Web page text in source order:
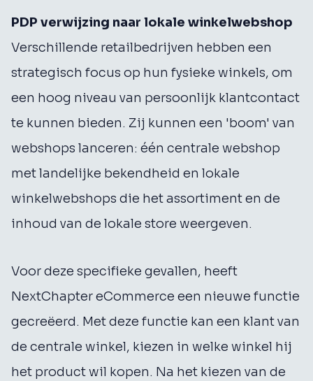
PDP verwijzing naar lokale winkelwebshop
Verschillende retailbedrijven hebben een
strategisch focus op hun fysieke winkels, om
een hoog niveau van persoonlijk klantcontact
te kunnen bieden. Zij kunnen een 'boom' van
webshops lanceren: één centrale webshop
met landelijke bekendheid en lokale
winkelwebshops die het assortiment en de
inhoud van de lokale store weergeven.
Voor deze specifieke gevallen, heeft
NextChapter eCommerce een nieuwe functie
gecreëerd. Met deze functie kan een klant van
de centrale winkel, kiezen in welke winkel hij
het product wil kopen. Na het kiezen van de